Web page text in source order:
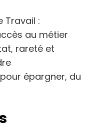
Travail :
au métier
rareté et
pour épargner, du